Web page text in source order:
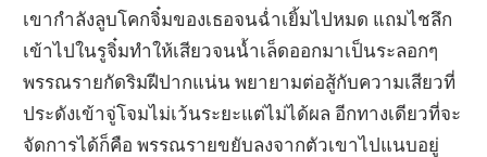
เขากำลังลูบโคกจิ๋มของเธอจนฉ่ำเยิ้มไปหมด แถมไชลึก
เข้าไปในรูจิ๋มทำให้เสียวจนน้ำเล็ดออกมาเป็นระลอกๆ
พรรณรายกัดริมฝีปากแน่น พยายามต่อสู้กับความเสียวที่
ประดังเข้าจู่โจมไม่เว้นระยะแต่ไม่ได้ผล อีกทางเดียวที่จะ
จัดการได้ก็คือ พรรณรายขยับลงจากตัวเขาไปแนบอยู่